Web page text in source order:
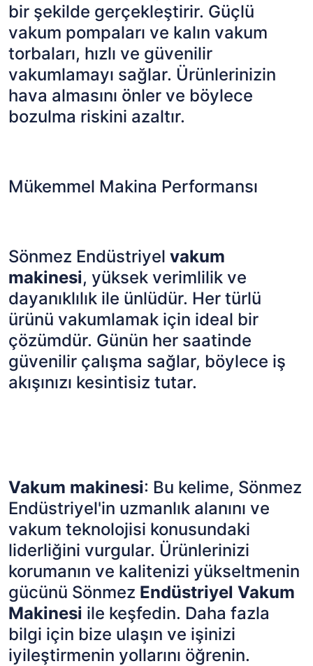
bir şekilde gerçekleştirir. Güçlü
vakum pompaları ve kalın vakum
torbaları, hızlı ve güvenilir
vakumlamayı sağlar. Ürünlerinizin
hava almasını önler ve böylece
bozulma riskini azaltır.
Mükemmel Makina Performansı
Sönmez Endüstriyel vakum
makinesi, yüksek verimlilik ve
dayanıklılık ile ünlüdür. Her türlü
ürünü vakumlamak için ideal bir
çözümdür. Günün her saatinde
güvenilir çalışma sağlar, böylece iş
akışınızı kesintisiz tutar.
Vakum makinesi: Bu kelime, Sönmez
Endüstriyel'in uzmanlık alanını ve
vakum teknolojisi konusundaki
liderliğini vurgular. Ürünlerinizi
korumanın ve kalitenizi yükseltmenin
gücünü Sönmez Endüstriyel Vakum
Makinesi ile keşfedin. Daha fazla
bilgi için bize ulaşın ve işinizi
iyileştirmenin yollarını öğrenin.